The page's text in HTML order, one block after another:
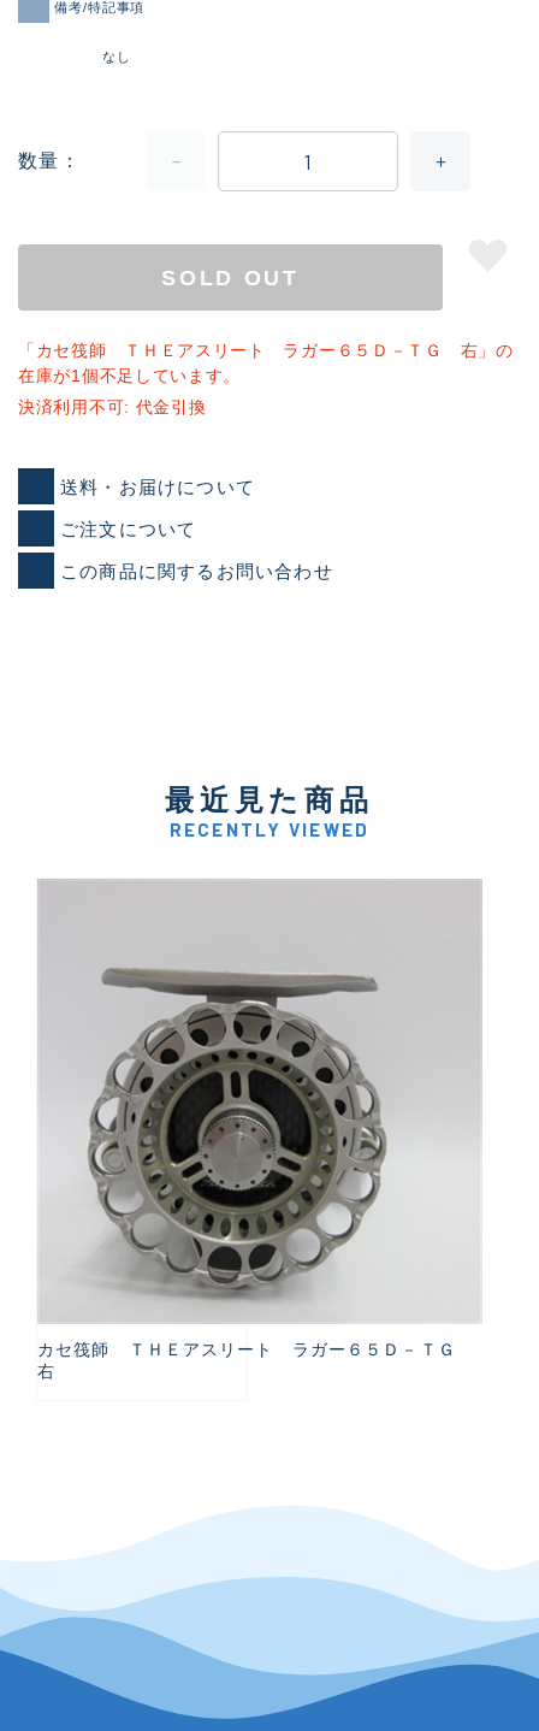
備考/特記事項
なし
数量
SOLD OUT
「カセ筏師 ＴＨＥアスリート ラガー６５Ｄ－ＴＧ 右」の
在庫が1個不足しています。
決済利用不可: 代金引換
送料・お届けについて
ご注文について
この商品に関するお問い合わせ
最近見た商品
RECENTLY VIEWED
カセ筏師 ＴＨＥアスリート ラガー６５Ｄ－ＴＧ
右